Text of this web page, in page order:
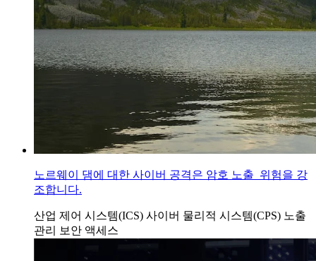
노르웨이 댐에 대한 사이버 공격은 암호 노출 위험을 강
조합니다.
산업 제어 시스템(ICS) 사이버 물리적 시스템(CPS) 노출
관리
보안 액세스